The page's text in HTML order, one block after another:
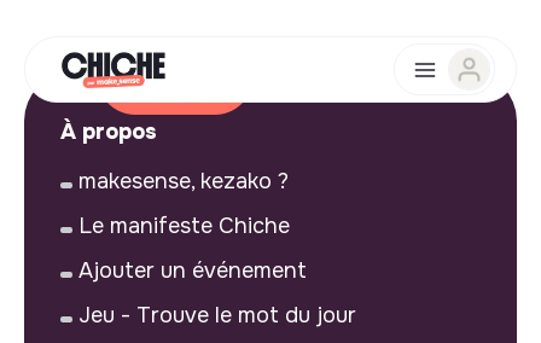
À propos
makesense, kezako ?
Le manifeste Chiche
Ajouter un événement
Jeu - Trouve le mot du jour